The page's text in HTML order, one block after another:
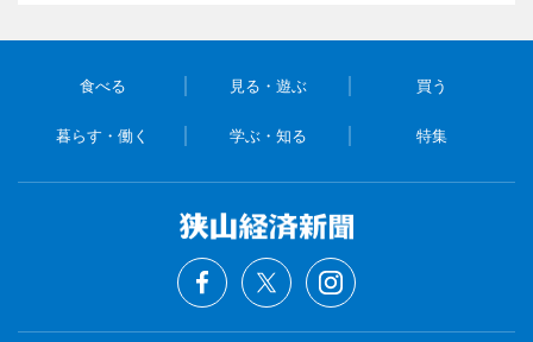
食べる 見る・遊ぶ 買う
暮らす・働く 学ぶ・知る 特集